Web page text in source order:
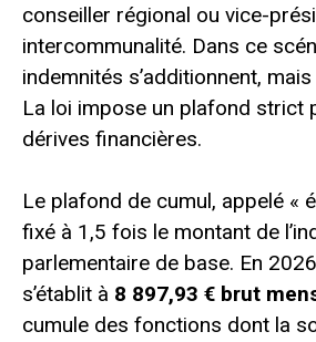
conseiller régional ou vice-
intercommunalité. Dans ce
indemnités s’additionnent,
La loi impose un plafond strict
dérives financières.
Le plafond de cumul, appelé «
fixé à 1,5 fois le montant de
parlementaire de base. En
s’établit à 8 897,93 € brut
cumule des fonctions dont la